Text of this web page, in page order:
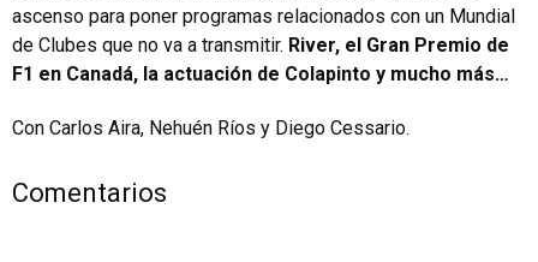
ascenso para poner programas relacionados con un Mundial
de Clubes que no va a transmitir. River, el Gran Premio de
F1 en Canadá, la actuación de Colapinto y mucho más…
Con Carlos Aira, Nehuén Ríos y Diego Cessario.
Comentarios